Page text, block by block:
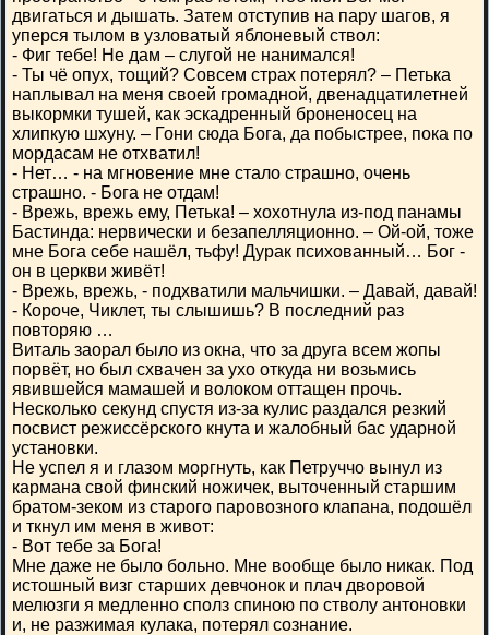
двигаться и дышать. Затем отступив на пару шагов, я
уперся тылом в узловатый яблоневый ствол:
- Фиг тебе! Не дам – слугой не нанимался!
- Ты чё опух, тощий? Совсем страх потерял? – Петька
наплывал на меня своей громадной, двенадцатилетней
выкормки тушей, как эскадренный броненосец на
хлипкую шхуну. – Гони сюда Бога, да побыстрее, пока по
мордасам не отхватил!
- Нет… - на мгновение мне стало страшно, очень
страшно. - Бога не отдам!
- Врежь, врежь ему, Петька! – хохотнула из-под панамы
Бастинда: нервически и безапелляционно. – Ой-ой, тоже
мне Бога себе нашёл, тьфу! Дурак психованный… Бог -
он в церкви живёт!
- Врежь, врежь, - подхватили мальчишки. – Давай, давай!
- Короче, Чиклет, ты слышишь? В последний раз
повторяю …
Виталь заорал было из окна, что за друга всем жопы
порвёт, но был схвачен за ухо откуда ни возьмись
явившейся мамашей и волоком оттащен прочь.
Несколько секунд спустя из-за кулис раздался резкий
посвист режиссёрского кнута и жалобный бас ударной
установки.
Не успел я и глазом моргнуть, как Петруччо вынул из
кармана свой финский ножичек, выточенный старшим
братом-зеком из старого паровозного клапана, подошёл
и ткнул им меня в живот:
- Вот тебе за Бога!
Мне даже не было больно. Мне вообще было никак. Под
истошный визг старших девчонок и плач дворовой
мелюзги я медленно сполз спиною по стволу антоновки
и, не разжимая кулака, потерял сознание.